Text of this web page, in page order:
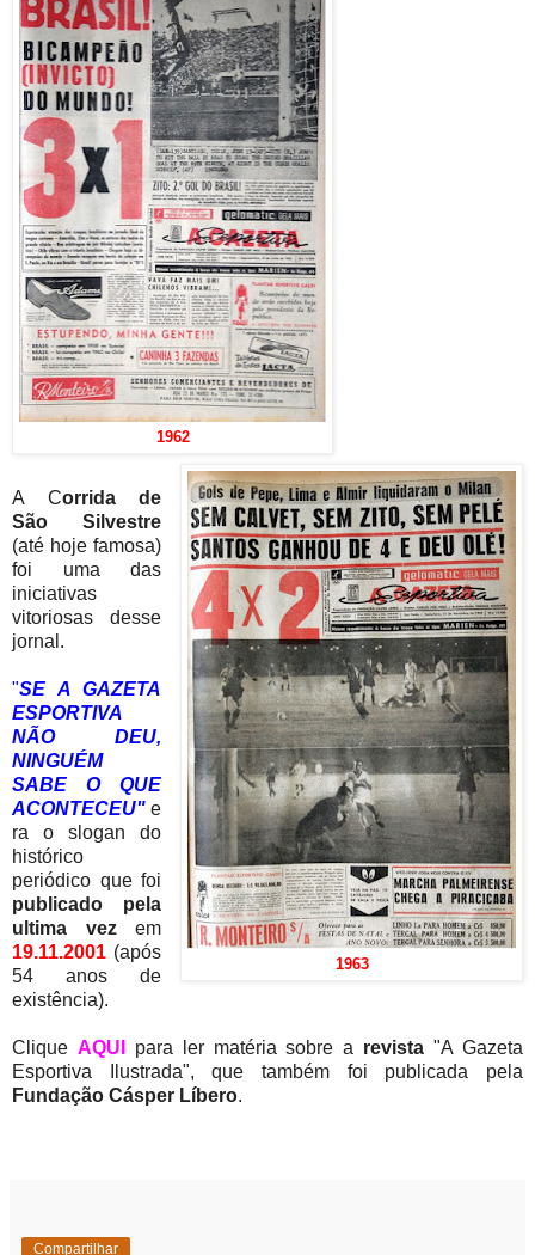
1962
1963
A Corrida de
São Silvestre
(até hoje famosa)
foi uma das
iniciativas
vitoriosas desse
jornal.
"SE A GAZETA
ESPORTIVA
NÃO DEU,
NINGUÉM
SABE O QUE
ACONTECEU" e
ra o slogan do
histórico
periódico que foi
publicado pela
ultima vezem
19.11.2001 (após
54 anos de
existência).
Clique AQUI para ler matéria sobre a revista "A Gazeta
Esportiva Ilustrada", que também foi publicada pela
Fundação Cásper Líbero.
Compartilhar